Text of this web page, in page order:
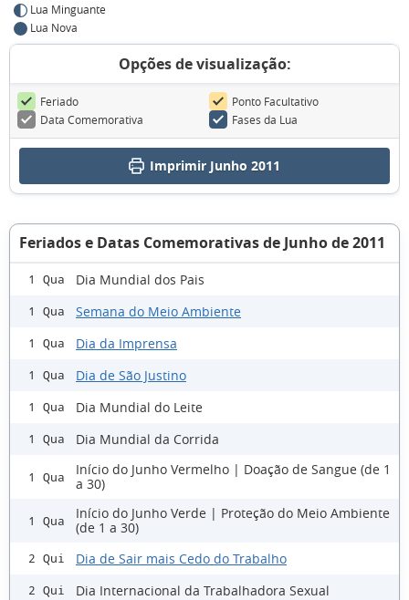
Lua Minguante
Lua Nova
Opções de visualização:
Feriado
Ponto Facultativo
Data Comemorativa
Fases da Lua
Imprimir Junho 2011
Feriados e Datas Comemorativas de Junho de 2011
1 Qua Dia Mundial dos Pais
1 Qua Semana do Meio Ambiente
1 Qua Dia da Imprensa
1 Qua Dia de São Justino
1 Qua Dia Mundial do Leite
1 Qua Dia Mundial da Corrida
1 Qua
Início do Junho Vermelho | Doação de Sangue (de 1
a 30)
1 Qua
Início do Junho Verde | Proteção do Meio Ambiente
(de 1 a 30)
2 Qui Dia de Sair mais Cedo do Trabalho
2 Qui Dia Internacional da Trabalhadora Sexual